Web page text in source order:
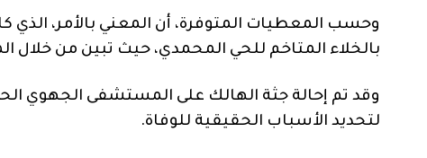
وحسب المعطيات المتوفرة، أن المعني بالأمر، الذي
بالخلاء المتاخم للحي المحمدي، حيث تبين من خلال
وقد تم إحالة جثة الهالك على المستشفى الجهوي
لتحديد الأسباب الحقيقية للوفاة.